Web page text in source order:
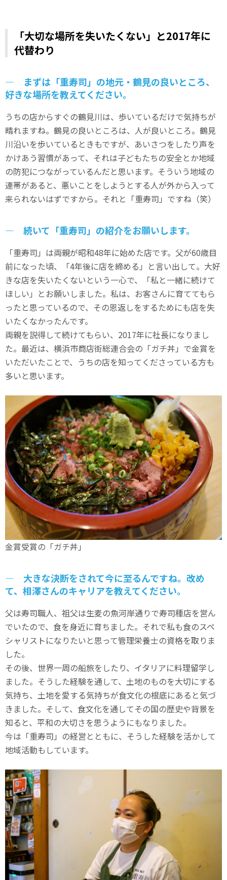
「大切な場所を失いたくない」と2017年に
代替わり
― まずは「重寿司」の地元・鶴見の良いところ、
好きな場所を教えてください。
うちの店からすぐの鶴見川は、歩いているだけで気持ちが
晴れますね。鶴見の良いところは、人が良いところ。鶴見
川沿いを歩いているときもですが、あいさつをしたり声を
かけあう習慣があって、それは子どもたちの安全とか地域
の防犯につながっているんだと思います。そういう地域の
連帯があると、悪いことをしようとする人が外から入って
来られないはずですから。それと「重寿司」ですね（笑）
― 続いて「重寿司」の紹介をお願いします。
「重寿司」は両親が昭和48年に始めた店です。父が60歳目
前になった頃、「4年後に店を締める」と言い出して。大好
きな店を失いたくないという一心で、「私と一緒に続けて
ほしい」とお願いしました。私は、お客さんに育ててもら
ったと思っているので、その恩返しをするためにも店を失
いたくなかったんです。
両親を説得して続けてもらい、2017年に社長になりまし
た。最近は、横浜市商店街総連合会の「ガチ丼」で金賞を
いただいたことで、うちの店を知ってくださっている方も
多いと思います。
金賞受賞の「ガチ丼」
― 大きな決断をされて今に至るんですね。改め
て、相澤さんのキャリアを教えてください。
父は寿司職人、祖父は生麦の魚河岸通りで寿司種店を営ん
でいたので、食を身近に育ちました。それで私も食のスペ
シャリストになりたいと思って管理栄養士の資格を取りま
した。
その後、世界一周の船旅をしたり、イタリアに料理留学し
ました。そうした経験を通して、土地のものを大切にする
気持ち、土地を愛する気持ちが食文化の根底にあると気づ
きました。そして、食文化を通してその国の歴史や背景を
知ると、平和の大切さを思うようにもなりました。
今は「重寿司」の経営とともに、そうした経験を活かして
地域活動もしています。